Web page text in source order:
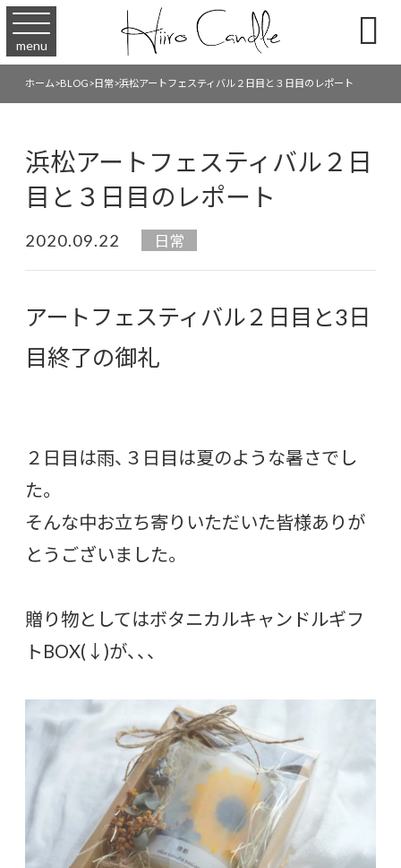
menu 
ホーム>BLOG>日常>浜松アートフェスティバル２日目と３日目のレポート
浜松アートフェスティバル２日
目と３日目のレポート
2020.09.22 日常
アートフェスティバル２日目と3日
目終了の御礼
２日目は雨、３日目は夏のような暑さでし
た。
そんな中お立ち寄りいただいた皆様ありが
とうございました。
贈り物としてはボタニカルキャンドルギフ
トBOX(↓)が、、、